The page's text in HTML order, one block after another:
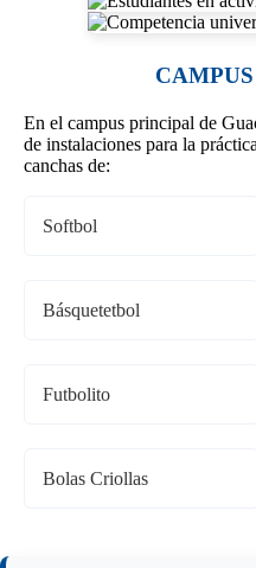
En el campus principal de
de instalaciones para la
canchas de:
Softbol
Básquetetbol
Futbolito
Bolas Criollas